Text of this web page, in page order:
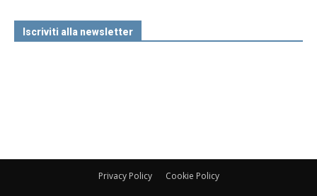
Iscriviti alla newsletter
Privacy Policy Cookie Policy